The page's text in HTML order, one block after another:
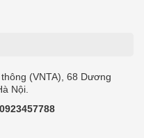
(VNTA), 68 Dương
Nội.
0923457788